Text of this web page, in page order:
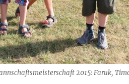
2015: Faruk,